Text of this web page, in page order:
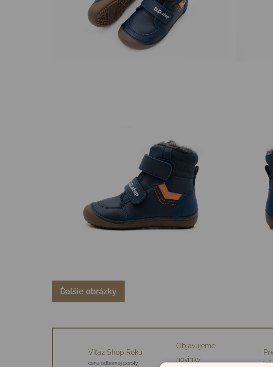
Ďalšie obrázky
Víťaz Shop Roku
cena odbornej poroty
Objavujeme
novinky